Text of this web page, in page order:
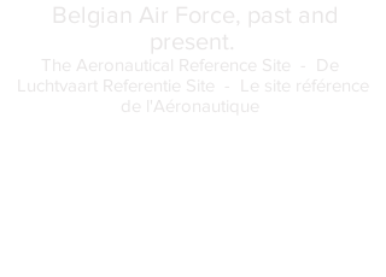
Belgian Air Force, past and
present.
The Aeronautical Reference Site -
De
Luchtvaart Referentie Site -
Le site référence
de l'Aéronautique